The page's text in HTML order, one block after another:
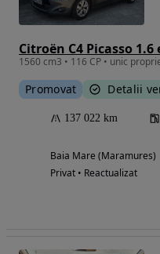
Citroën C4 Picasso
Promovat Detalii
137 022 km
Baia Mare (Maramures)
Privat • Reactualizat